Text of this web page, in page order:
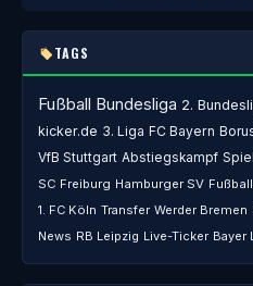
TAGS
Fußball Bundesliga 2.
kicker.de 3. Liga FC Bayern
VfB Stuttgart Abstiegskampf
SC Freiburg Hamburger SV
1. FC Köln Transfer Werder Bremen
News RB Leipzig Live-Ticker Bayer